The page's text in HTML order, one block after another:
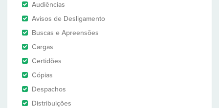
Audiências
Avisos de Desligamento
Buscas e Apreensões
Cargas
Certidões
Cópias
Despachos
Distribuições